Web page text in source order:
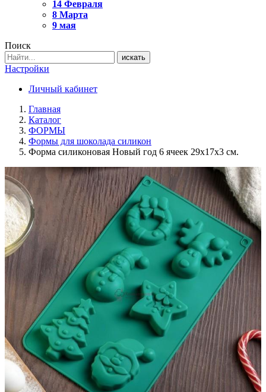
14 Февраля
8 Марта
9 мая
Поиск
искать
Настройки
Личный кабинет
Главная
Каталог
ФОРМЫ
Формы для шоколада силикон
Форма силиконовая Новый год 6 ячеек 29х17х3 см.